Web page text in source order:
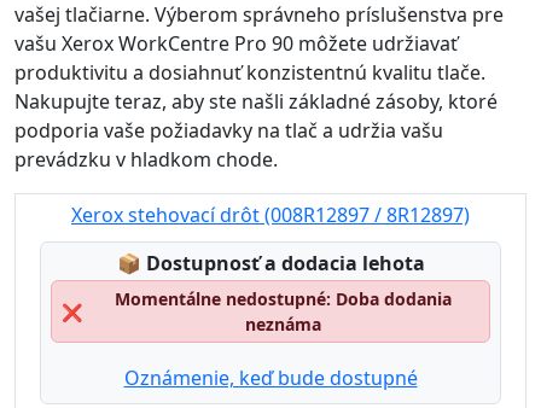
vašej tlačiarne. Výberom správneho príslušenstva pre
vašu Xerox WorkCentre Pro 90 môžete udržiavať
produktivitu a dosiahnuť konzistentnú kvalitu tlače.
Nakupujte teraz, aby ste našli základné zásoby, ktoré
podporia vaše požiadavky na tlač a udržia vašu
prevádzku v hladkom chode.
Xerox stehovací drôt (008R12897 / 8R12897)
📦 Lagerstatus:
Dostupnosť a dodacia lehota
❌
Momentálne nedostupné: Doba dodania
neznáma
Oznámenie, keď bude dostupné